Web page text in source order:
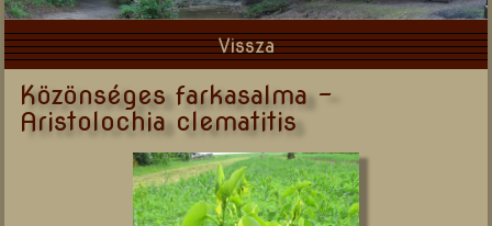
Vissza
Közönséges farkasalma -
Aristolochia clematitis